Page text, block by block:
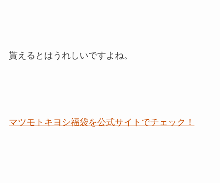
貰えるとはうれしいですよね。
マツモトキヨシ福袋を公式サイトでチェック！